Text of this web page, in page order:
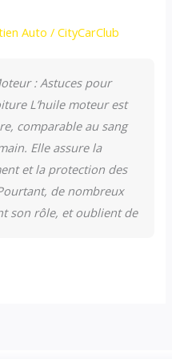
Auto /CityCarClub
: Astuces pour
L’huile moteur est
comparable au sang
Elle assure la
et la protection des
de nombreux
son rôle, et oublient de